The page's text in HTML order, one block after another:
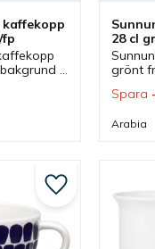
fp
28 cl
grönt
fylld
till sin
Spara
Arabia
Lägg till i